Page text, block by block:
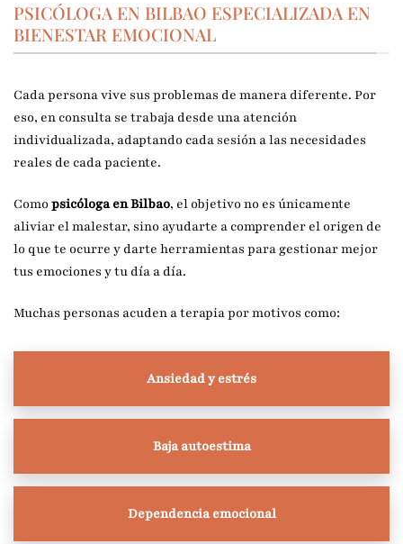
PSICÓLOGA EN BILBAO ESPECIALIZADA EN
BIENESTAR EMOCIONAL
Cada persona vive sus problemas de manera diferente. Por
eso, en consulta se trabaja desde una atención
individualizada, adaptando cada sesión a las necesidades
reales de cada paciente.
Comopsicóloga en Bilbao, el objetivo no es únicamente
aliviar el malestar, sino ayudarte a comprender el origen de
lo que te ocurre y darte herramientas para gestionar mejor
tus emociones y tu día a día.
Muchas personas acuden a terapia por motivos como:
Ansiedad y estrés
Baja autoestima
Dependencia emocional